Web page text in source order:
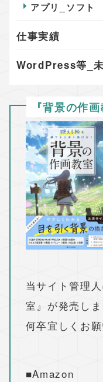
アプリ_ソフト
仕事実績
WordPress等_
『背景の作
当サイト管理
室』が発売しま
何卒宜しくお
■Amazon